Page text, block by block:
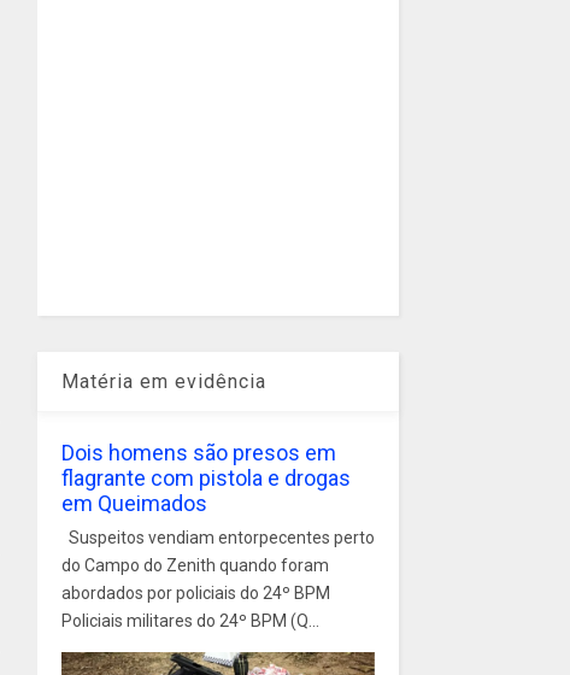
Matéria em evidência
Dois homens são presos em
flagrante com pistola e drogas
em Queimados
Suspeitos vendiam entorpecentes perto
do Campo do Zenith quando foram
abordados por policiais do 24º BPM
Policiais militares do 24º BPM (Q...